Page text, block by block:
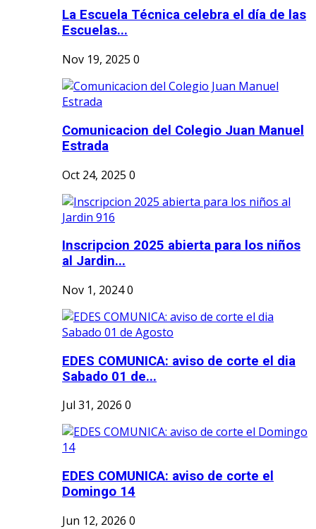
La Escuela Técnica celebra el día de las
Escuelas...
Nov 19, 2025 0
Comunicacion del Colegio Juan Manuel
Estrada
Oct 24, 2025 0
Inscripcion 2025 abierta para los niños
al Jardin...
Nov 1, 20240
EDES COMUNICA: aviso de corte el dia
Sabado 01 de...
Jul 31, 2026 0
EDES COMUNICA: aviso de corte el
Domingo 14
Jun 12, 2026 0